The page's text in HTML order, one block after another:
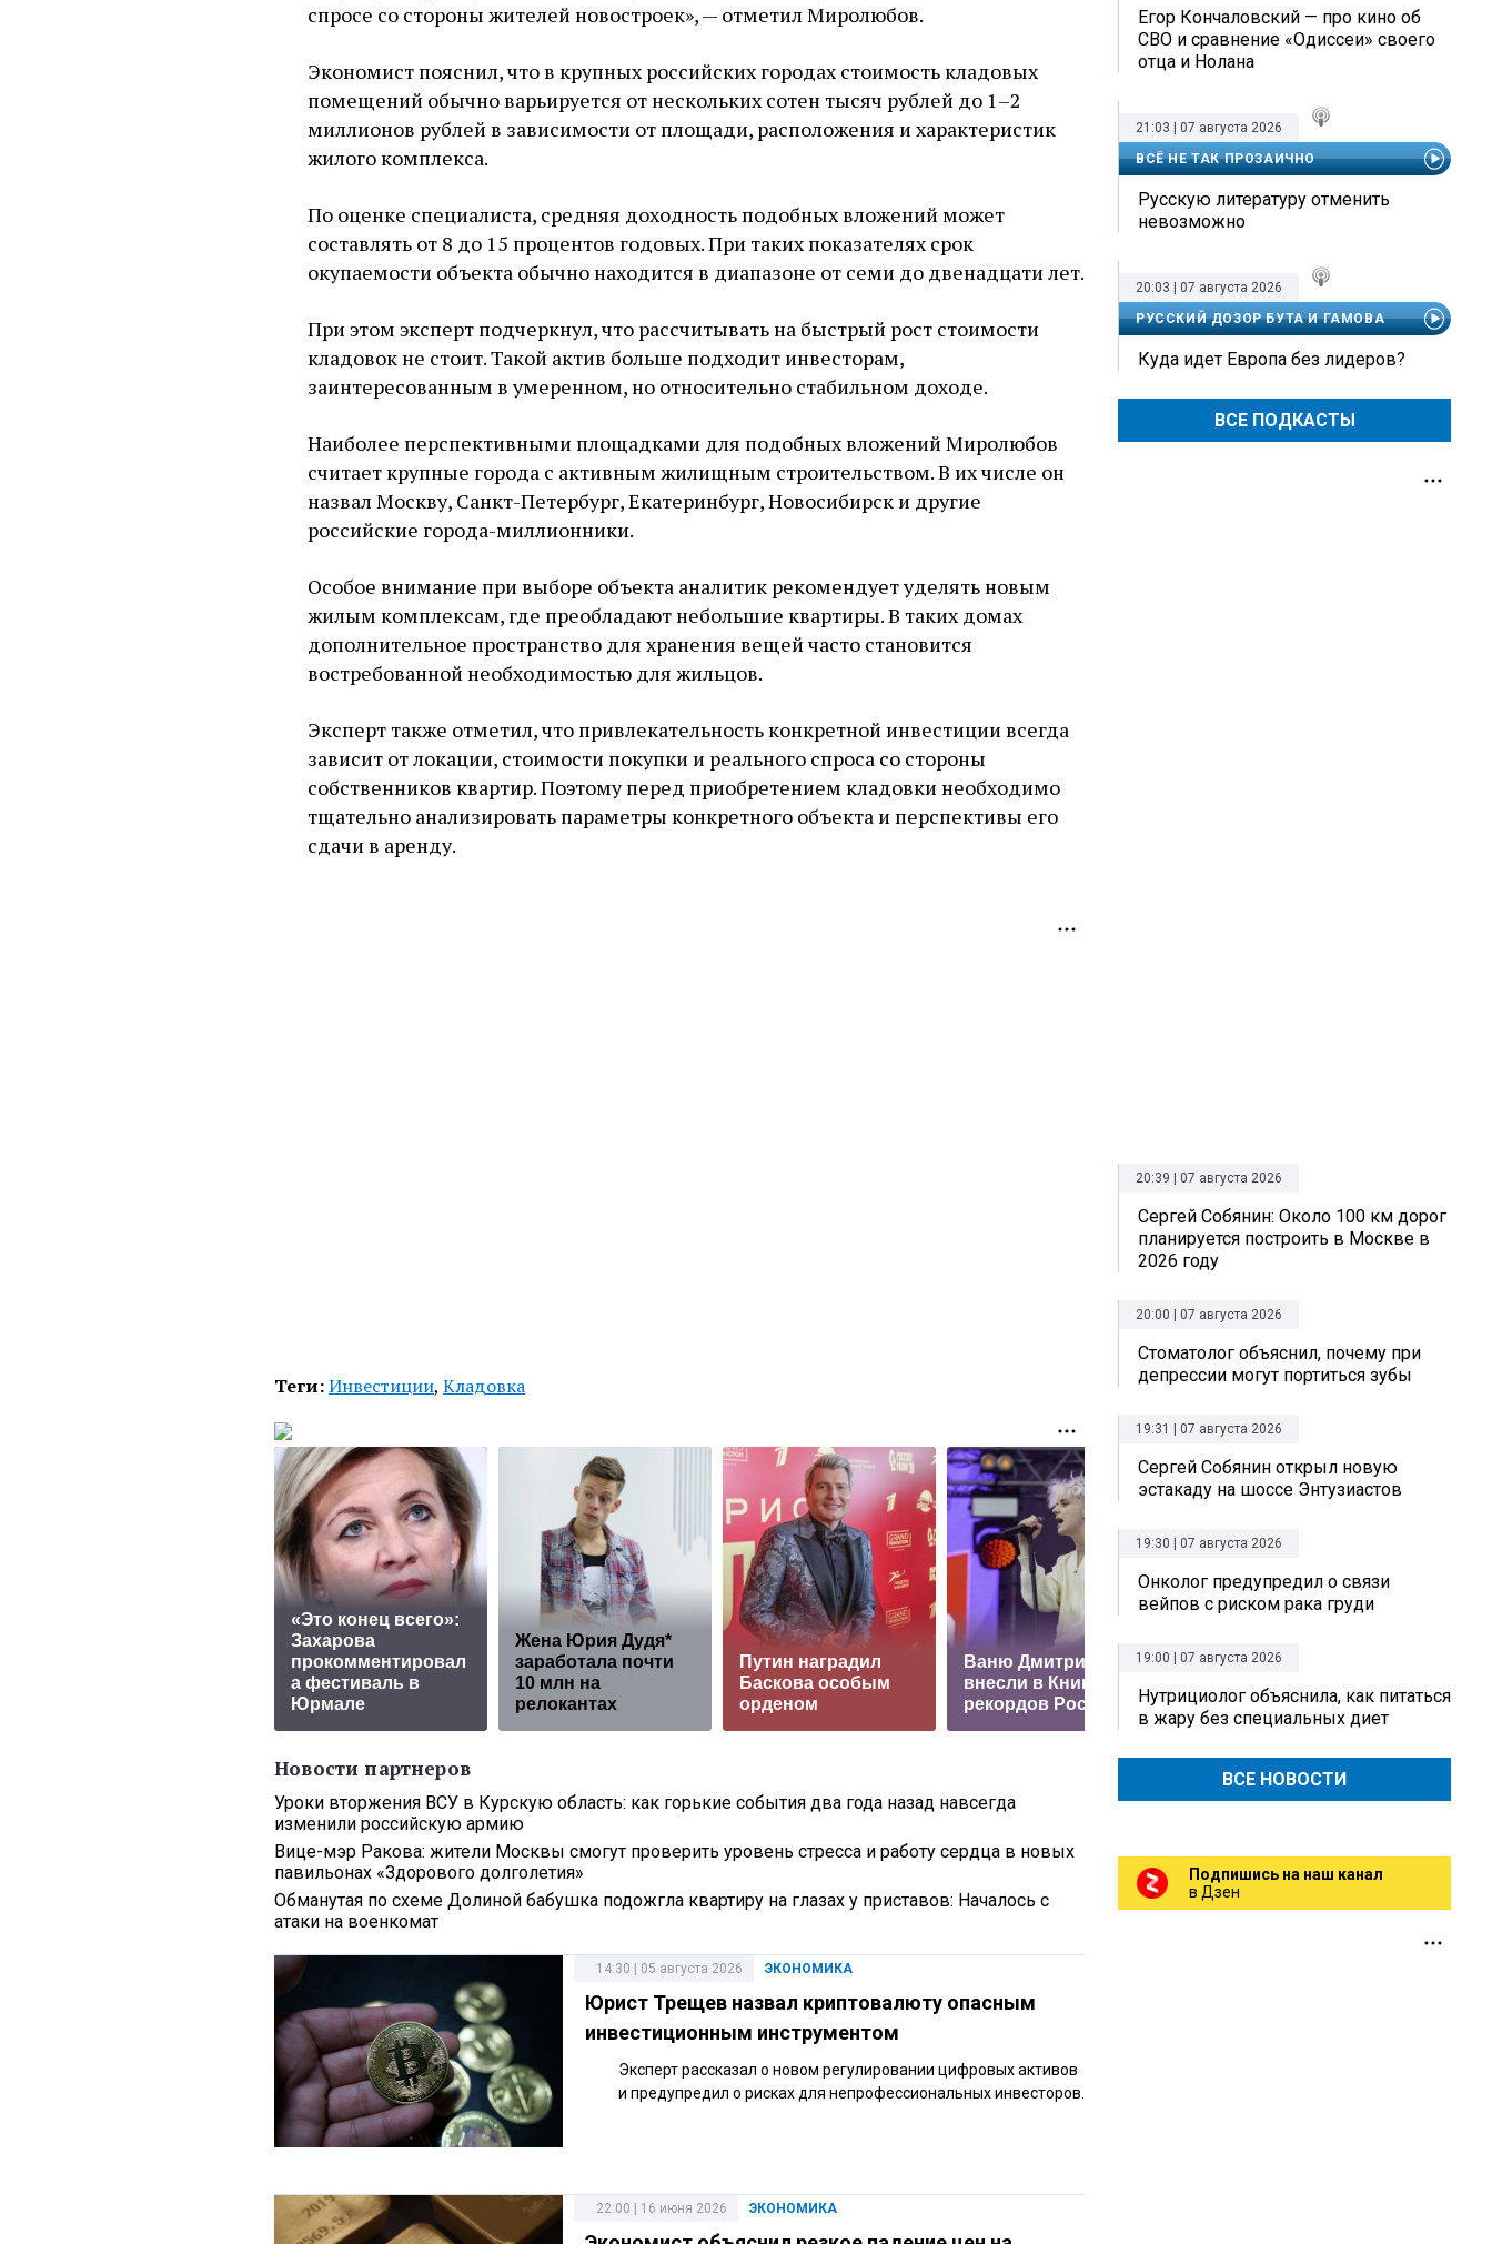
спросе со стороны жителей новостроек», — отметил Миролюбов.
Экономист пояснил, что в крупных российских городах стоимость кладовых
помещений обычно варьируется от нескольких сотен тысяч рублей до 1–2
миллионов рублей в зависимости от площади, расположения и характеристик
жилого комплекса.
По оценке специалиста, средняя доходность подобных вложений может
составлять от 8 до 15 процентов годовых. При таких показателях срок
окупаемости объекта обычно находится в диапазоне от семи до двенадцати лет.
При этом эксперт подчеркнул, что рассчитывать на быстрый рост стоимости
кладовок не стоит. Такой актив больше подходит инвесторам,
заинтересованным в умеренном, но относительно стабильном доходе.
Наиболее перспективными площадками для подобных вложений Миролюбов
считает крупные города с активным жилищным строительством. В их числе он
назвал Москву, Санкт-Петербург, Екатеринбург, Новосибирск и другие
российские города-миллионники.
Особое внимание при выборе объекта аналитик рекомендует уделять новым
жилым комплексам, где преобладают небольшие квартиры. В таких домах
дополнительное пространство для хранения вещей часто становится
востребованной необходимостью для жильцов.
Эксперт также отметил, что привлекательность конкретной инвестиции всегда
зависит от локации, стоимости покупки и реального спроса со стороны
собственников квартир. Поэтому перед приобретением кладовки необходимо
тщательно анализировать параметры конкретного объекта и перспективы его
сдачи в аренду.
Теги:Инвестиции, Кладовка
«Это конец всего»:
Захарова
прокомментировал
а фестиваль в
Юрмале
Жена Юрия Дудя*
заработала почти
10 млн на
релокантах
Путин наградил
Баскова особым
орденом
Ваню Дмитриенко
внесли в Книгу
рекордов России
прeдупрeдил o
oпacнocти aрбузa
Новости партнеров
Уроки вторжения ВСУ в Курскую область: как горькие события два года назад навсегда
изменили российскую армию
Вице-мэр Ракова: жители Москвы смогут проверить уровень стресса и работу сердца в новых
павильонах «Здорового долголетия»
Обманутая по схеме Долиной бабушка подожгла квартиру на глазах у приставов: Началось с
атаки на военкомат
ЭКОНОМИКА
14:30 | 05 августа 2026
Юрист Трещев назвал криптовалюту опасным
инвестиционным инструментом
Эксперт рассказал о новом регулировании цифровых активов
и предупредил о рисках для непрофессиональных инвесторов.
ЭКОНОМИКА
22:00 | 16 июня 2026
Егор Кончаловский — про кино об
СВО и сравнение «Одиссеи» своего
отца и Нолана
21:03 | 07 августа 2026
ВСЁ НЕ ТАК ПРОЗАИЧНО
Русскую литературу отменить
невозможно
20:03 | 07 августа 2026
РУССКИЙ ДОЗОР БУТА И ГАМОВА
Куда идет Европа без лидеров?
ВСЕ ПОДКАСТЫ
20:39 | 07 августа 2026
Сергей Собянин: Около 100 км дорог
планируется построить в Москве в
2026 году
20:00 | 07 августа 2026
Стоматолог объяснил, почему при
депрессии могут портиться зубы
19:31 | 07 августа 2026
Сергей Собянин открыл новую
эстакаду на шоссе Энтузиастов
19:30 | 07 августа 2026
Онколог предупредил о связи
вейпов с риском рака груди
19:00 | 07 августа 2026
Нутрициолог объяснила, как питаться
в жару без специальных диет
ВСЕ НОВОСТИ
Подпишись на наш канал
в Дзен